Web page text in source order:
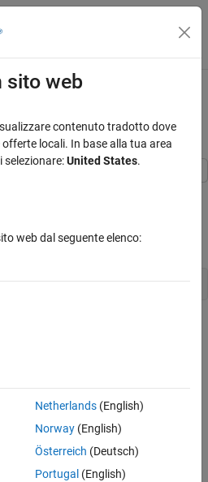
di navigazione
Using the
Block
use HDL Coder™ to check, generate
CORDIC model implementing sin
);
sito web
contenuto tradotto dove
locali. In base alla tua area
selezionare:United States.
web dal seguente elenco:
Netherlands(English)
Norway(English)
Österreich (Deutsch)
Portugal (English)